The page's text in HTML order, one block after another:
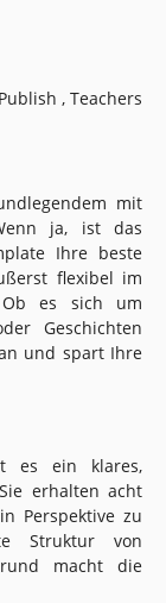
, Teachers
mit
ja, ist das
Ihre beste
flexibel im
es sich um
Geschichten
und spart Ihre
es ein klares,
erhalten acht
Perspektive zu
Struktur von
macht die